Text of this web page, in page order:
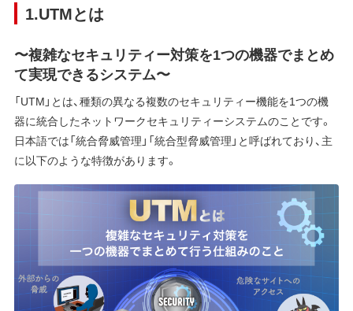
1.UTMとは
〜複雑なセキュリティー対策を1つの機器でまとめ
て実現できるシステム〜
「UTM」とは、種類の異なる複数のセキュリティー機能を1つの機
器に統合したネットワークセキュリティーシステムのことです。
日本語では「統合脅威管理」「統合型脅威管理」と呼ばれており、主
に以下のような特徴があります。